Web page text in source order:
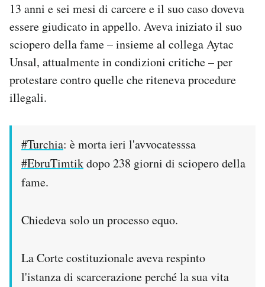
13 anni e sei mesi di carcere e il suo caso doveva
essere giudicato in appello. Aveva iniziato il suo
sciopero della fame – insieme al collega Aytac
Unsal, attualmente in condizioni critiche – per
protestare contro quelle che riteneva procedure
illegali.
#Turchia: è morta ieri l'avvocatesssa
#EbruTimtikdopo 238 giorni di sciopero della
fame.
Chiedeva solo un processo equo.
La Corte costituzionale aveva respinto
l'istanza di scarcerazione perché la sua vita